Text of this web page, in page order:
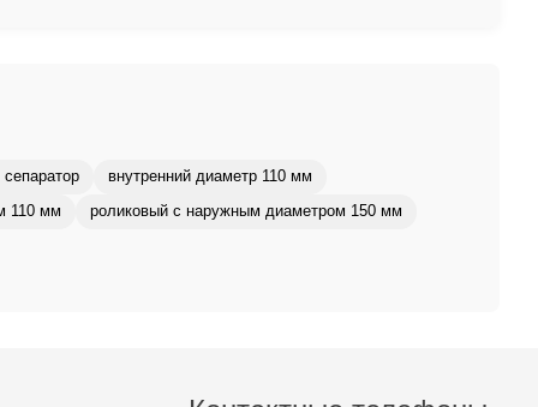
внутренний диаметр 110 мм
110 мм роликовый с наружным диаметром 150 мм